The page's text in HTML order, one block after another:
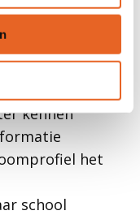
naar de
kennen
het
school